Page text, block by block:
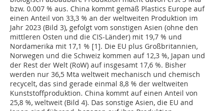
bzw. 0.007 % aus. China kommt gemäß Plastics Europe auf
einen Anteil von 33,3 % an der weltweiten Produktion im
Jahr 2023 (Bild 3), gefolgt vom sonstigen Asien (ohne den
mittleren Osten und die CIS-Länder) mit 19,7 % und
Nordamerika mit 17,1 % [1]. Die EU plus Großbritannien,
Norwegen und die Schweiz kommen auf 12,3 %, Japan und
der Rest der Welt (RoW) auf insgesamt 17,6 %. Bisher
werden nur 36,5 Mta weltweit mechanisch und chemisch
recycelt, das sind gerade einmal 8,8 % der weltweiten
Kunststoffproduktion. China kommt auf einen Anteil von
25,8 %, weltweit (Bild 4). Das sonstige Asien, die EU and